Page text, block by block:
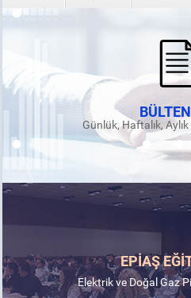
Günlük, Haftalık, Aylık
EPİAŞ
Elektrik ve Doğal Gaz